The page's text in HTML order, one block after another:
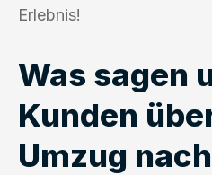
Erlebnis!
Was sagen
Kunden
Umzug